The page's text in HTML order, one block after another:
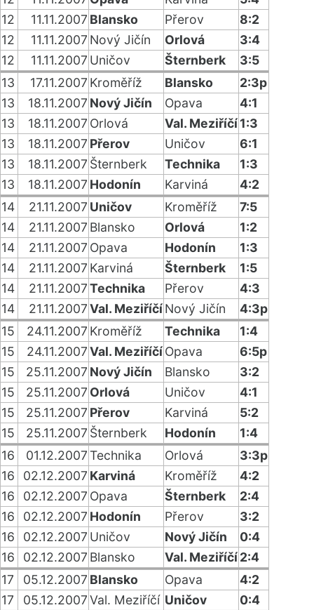
12
11.11.2007 Blansko Přerov
8:2
12
11.11.2007 Nový Jičín Orlová
3:4
12
11.11.2007 Uničov Šternberk
3:5
13
17.11.2007 Kroměříž Blansko
2:3p
13
18.11.2007 Nový Jičín Opava
4:1
13
18.11.2007 Orlová Val. Meziříčí1:3
13
18.11.2007 Přerov Uničov
6:1
13
18.11.2007 Šternberk Technika
1:3
13
18.11.2007 Hodonín Karviná
4:2
14
21.11.2007 Uničov Kroměříž
7:5
14
21.11.2007 Blansko Orlová
1:2
14
21.11.2007 Opava Hodonín
1:3
14
21.11.2007 Karviná Šternberk
1:5
14
21.11.2007Technika Přerov
4:3
14
21.11.2007Val. MeziříčíNový Jičín
4:3p
15
24.11.2007 Kroměříž Technika
1:4
15
24.11.2007Val. MeziříčíOpava
6:5p
15
25.11.2007 Nový Jičín Blansko
3:2
15
25.11.2007 Orlová Uničov
4:1
15
25.11.2007 Přerov Karviná
5:2
15
25.11.2007 Šternberk Hodonín
1:4
16
01.12.2007Technika Orlová
3:3p
16
02.12.2007 Karviná Kroměříž
4:2
16
02.12.2007 Opava Šternberk
2:4
16
02.12.2007 Hodonín Přerov
3:2
16
02.12.2007 Uničov Nový Jičín
0:4
16
02.12.2007 Blansko Val. Meziříčí2:4
17
05.12.2007 Blansko Opava
4:2
17
05.12.2007Val. Meziříčí Uničov
0:4